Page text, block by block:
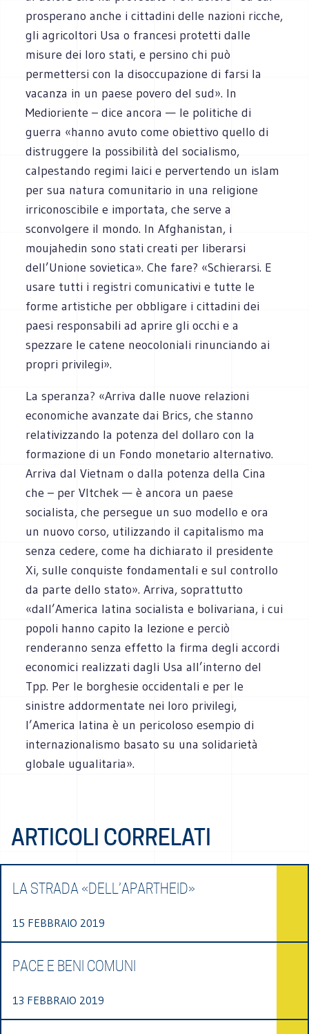
prosperano anche i cittadini delle nazioni ricche,
gli agricoltori Usa o francesi protetti dalle
misure dei loro stati, e persino chi può
permettersi con la disoccupazione di farsi la
vacanza in un paese povero del sud». In
Medioriente – dice ancora — le politiche di
guerra «hanno avuto come obiettivo quello di
distruggere la possibilità del socialismo,
calpestando regimi laici e pervertendo un islam
per sua natura comunitario in una religione
irriconoscibile e importata, che serve a
sconvolgere il mondo. In Afghanistan, i
moujahedin sono stati creati per liberarsi
dell’Unione sovietica». Che fare? «Schierarsi. E
usare tutti i registri comunicativi e tutte le
forme artistiche per obbligare i cittadini dei
paesi responsabili ad aprire gli occhi e a
spezzare le catene neocoloniali rinunciando ai
propri privilegi».
La speranza? «Arriva dalle nuove relazioni
economiche avanzate dai Brics, che stanno
relativizzando la potenza del dollaro con la
formazione di un Fondo monetario alternativo.
Arriva dal Vietnam o dalla potenza della Cina
che – per Vltchek — è ancora un paese
socialista, che persegue un suo modello e ora
un nuovo corso, utilizzando il capitalismo ma
senza cedere, come ha dichiarato il presidente
Xi, sulle conquiste fondamentali e sul controllo
da parte dello stato». Arriva, soprattutto
«dall’America latina socialista e bolivariana, i cui
popoli hanno capito la lezione e perciò
renderanno senza effetto la firma degli accordi
economici realizzati dagli Usa all’interno del
Tpp. Per le borghesie occidentali e per le
sinistre addormentate nei loro privilegi,
l’America latina è un pericoloso esempio di
internazionalismo basato su una solidarietà
globale ugualitaria».
ARTICOLI CORRELATI
LA STRADA «DELL’APARTHEID»
15 FEBBRAIO 2019
PACE E BENI COMUNI
13 FEBBRAIO 2019